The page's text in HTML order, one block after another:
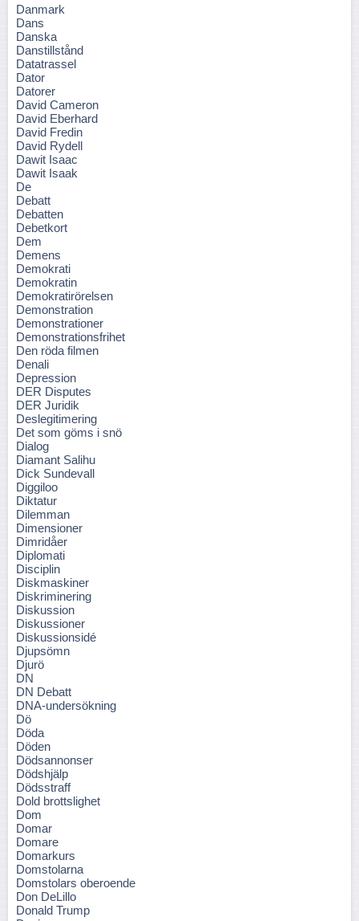
Danmark
Dans
Danska
Danstillstånd
Datatrassel
Dator
Datorer
David Cameron
David Eberhard
David Fredin
David Rydell
Dawit Isaac
Dawit Isaak
De
Debatt
Debatten
Debetkort
Dem
Demens
Demokrati
Demokratin
Demokratirörelsen
Demonstration
Demonstrationer
Demonstrationsfrihet
Den röda filmen
Denali
Depression
DER Disputes
DER Juridik
Deslegitimering
Det som göms i snö
Dialog
Diamant Salihu
Dick Sundevall
Diggiloo
Diktatur
Dilemman
Dimensioner
Dimridåer
Diplomati
Disciplin
Diskmaskiner
Diskriminering
Diskussion
Diskussioner
Diskussionsidé
Djupsömn
Djurö
DN
DN Debatt
DNA-undersökning
Dö
Döda
Döden
Dödsannonser
Dödshjälp
Dödsstraff
Dold brottslighet
Dom
Domar
Domare
Domarkurs
Domstolarna
Domstolars oberoende
Don DeLillo
Donald Trump